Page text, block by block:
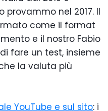
provammo nel 2017. Il
come il format
e il nostro Fabio
fare un test, insieme
la valuta più
YouTube e sul sito: i